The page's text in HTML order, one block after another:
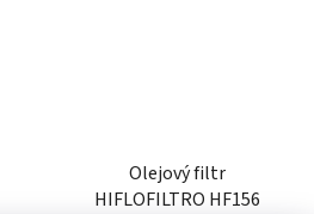
Olejový filtr
HIFLOFILTRO HF156